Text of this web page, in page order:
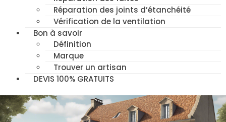
Réparation des joints d’étanchéité
Vérification de la ventilation
Bon à savoir
Définition
Marque
Trouver un artisan
DEVIS 100% GRATUITS